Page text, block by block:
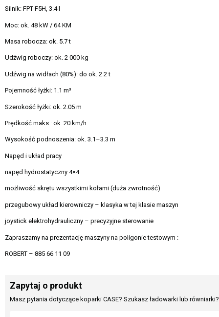
Silnik: FPT F5H, 3.4 l
Moc: ok. 48 kW / 64 KM
Masa robocza: ok. 5.7 t
Udźwig roboczy: ok. 2 000 kg
Udźwig na widłach (80%): do ok. 2.2 t
Pojemność łyżki: 1.1 m³
Szerokość łyżki: ok. 2.05 m
Prędkość maks.: ok. 20 km/h
Wysokość podnoszenia: ok. 3.1–3.3 m
Napęd i układ pracy
napęd hydrostatyczny 4×4
możliwość skrętu wszystkimi kołami (duża zwrotność)
przegubowy układ kierowniczy – klasyka w tej klasie maszyn
joystick elektrohydrauliczny – precyzyjne sterowanie
Zapraszamy na prezentację maszyny na poligonie testowym :
ROBERT – 885 66 11 09
Zapytaj o produkt
Masz pytania dotyczące koparki CASE? Szukasz ładowarki lub